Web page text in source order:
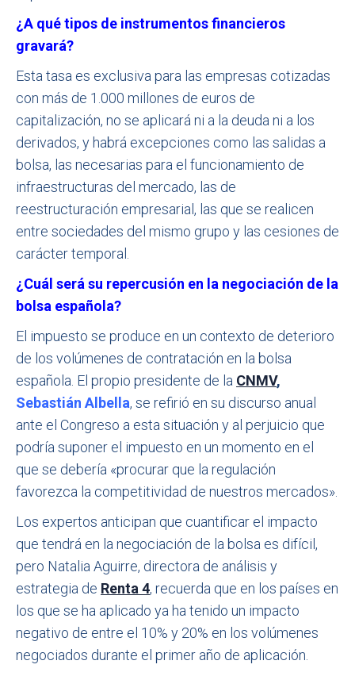
¿A qué tipos de instrumentos financieros
gravará?
Esta tasa es exclusiva para las empresas cotizadas
con más de 1.000 millones de euros de
capitalización, no se aplicará ni a la deuda ni a los
derivados, y habrá excepciones como las salidas a
bolsa, las necesarias para el funcionamiento de
infraestructuras del mercado, las de
reestructuración empresarial, las que se realicen
entre sociedades del mismo grupo y las cesiones de
carácter temporal.
¿Cuál será su repercusión en la negociación de la
bolsa española?
El impuesto se produce en un contexto de deterioro
de los volúmenes de contratación en la bolsa
española. El propio presidente de la CNMV,
Sebastián Albella, se refirió en su discurso anual
ante el Congreso a esta situación y al perjuicio que
podría suponer el impuesto en un momento en el
que se debería «procurar que la regulación
favorezca la competitividad de nuestros mercados».
Los expertos anticipan que cuantificar el impacto
que tendrá en la negociación de la bolsa es difícil,
pero Natalia Aguirre, directora de análisis y
estrategia de Renta 4, recuerda que en los países en
los que se ha aplicado ya ha tenido un impacto
negativo de entre el 10% y 20% en los volúmenes
negociados durante el primer año de aplicación.